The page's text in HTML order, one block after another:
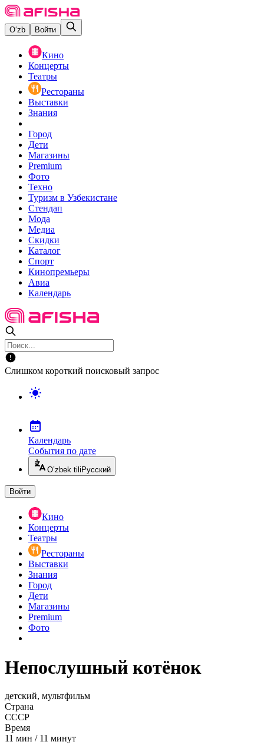
O‘zb Войти
Кино
Концерты
Театры
Рестораны
Выставки
Знания
Город
Дети
Магазины
Premium
Фото
Техно
Туризм в Узбекистане
Стендап
Мода
Медиа
Скидки
Каталог
Спорт
Кинопремьеры
Авиа
Календарь
Слишком короткий поисковый запрос
Календарь
События по дате
O’zbek tili Русский
Войти
Кино
Концерты
Театры
Рестораны
Выставки
Знания
Город
Дети
Магазины
Premium
Фото
Непослушный котёнок
детский, мультфильм
Страна
СССР
Время
11 мин / 11 минут